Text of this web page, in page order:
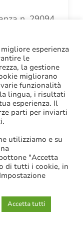
n. 29094
della
ha affermato
principio di
di
,Obbligo di
l'Articolo
esperienza
le
la gestione
migliorano
funzionalità
lingua, i risultati
esperienza. Il
parti per inviarti
utilizziamo e su
"Accetta
di tutti i cookie, in
Accetta tutti